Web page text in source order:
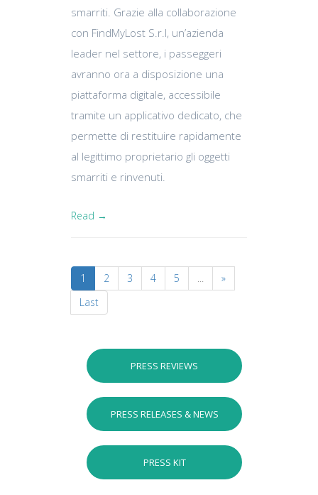
smarriti. Grazie alla collaborazione
con FindMyLost S.r.l, un’azienda
leader nel settore, i passeggeri
avranno ora a disposizione una
piattaforma digitale, accessibile
tramite un applicativo dedicato, che
permette di restituire rapidamente
al legittimo proprietario gli oggetti
smarriti e rinvenuti.
Read →
1 2 3 4 5 ...
»
Last
PRESS REVIEWS
PRESS RELEASES & NEWS
PRESS KIT